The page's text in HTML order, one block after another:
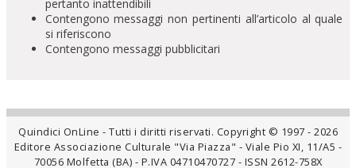
pertanto inattendibili
Contengono messaggi non pertinenti all’articolo al quale
si riferiscono
Contengono messaggi pubblicitari
Quindici OnLine - Tutti i diritti riservati. Copyright © 1997 - 2026
Editore Associazione Culturale "Via Piazza" - Viale Pio XI, 11/A5 -
70056 Molfetta (BA) - P.IVA 04710470727 - ISSN 2612-758X